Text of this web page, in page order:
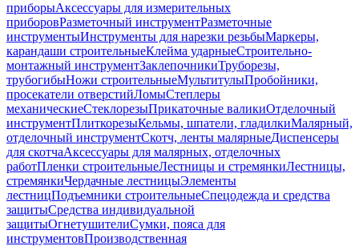
приборыАксессуары для измерительных
приборовРазметочный инструментРазметочные
инструментыИнструменты для нарезки резьбыМаркеры,
карандаши строительныеКлейма ударныеСтроительно-
монтажный инструментЗаклепочникиТруборезы,
трубогибыНожи строительныеМультитулыПробойники,
просекатели отверстийЛомыСтеплеры
механическиеСтеклорезыПрикаточные валикиОтделочный
инструментПлиткорезыКельмы, шпатели, гладилкиМалярный,
отделочный инструментСкотч, ленты малярныеДиспенсеры
для скотчаАксессуары для малярных, отделочных
работПленки строительныеЛестницы и стремянкиЛестницы,
стремянкиЧердачные лестницыЭлементы
лестницПодъемники строительныеСпецодежда и средства
защитыСредства индивидуальной
защитыОгнетушителиСумки, пояса для
инструментовПроизводственная